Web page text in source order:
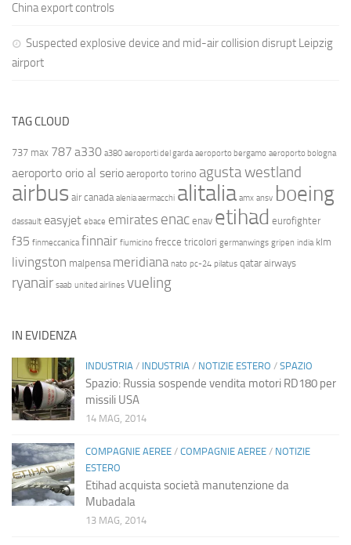
China export controls
Suspected explosive device and mid-air collision disrupt Leipzig
airport
TAG CLOUD
737 max 787 a330 a380 aeroporti del garda aeroporto bergamo aeroporto bologna
aeroporto orio al serio aeroporto torino agusta westland
airbus air canada alenia aermacchi alitalia amx ansv boeing
dassault easyjet ebace emirates enac enav etihad eurofighter
f35 finmeccanica finnair fiumicino frecce tricolori germanwings gripen india klm
livingston malpensa meridiana nato pc-24 pilatus qatar airways
ryanair saab united airlines vueling
IN EVIDENZA
INDUSTRIA / INDUSTRIA / NOTIZIE ESTERO / SPAZIO
Spazio: Russia sospende vendita motori RD180 per
missili USA
14 MAG, 2014
COMPAGNIE AEREE / COMPAGNIE AEREE / NOTIZIE
ESTERO
Etihad acquista società manutenzione da
Mubadala
13 MAG, 2014